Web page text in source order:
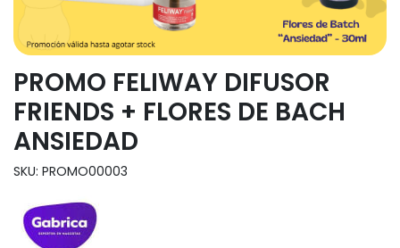
PROMO FELIWAY DIFUSOR
FRIENDS + FLORES DE BACH
ANSIEDAD
SKU: PROMO00003